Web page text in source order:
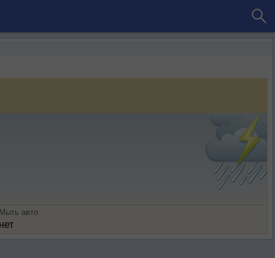
Мыть авто
нет